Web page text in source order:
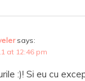
says:
at 12:46 pm
:)! Si eu cu